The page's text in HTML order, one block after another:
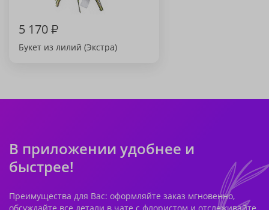
5 170₽
Букет из лилий (Экстра)
В приложении удобнее и
быстрее!
Преимущества для Вас: оформляйте заказ мгновенно,